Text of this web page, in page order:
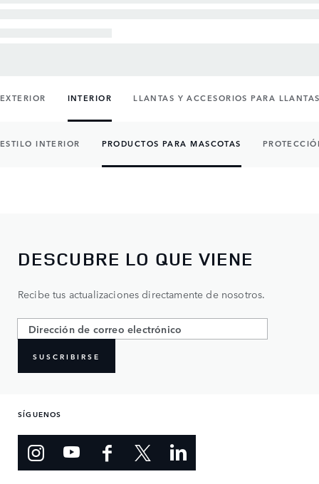
EXTERIOR INTERIOR LLANTAS Y ACCESORIOS PARA
ESTILO INTERIOR PRODUCTOS PARA MASCOTAS
DESCUBRE LO QUE VIENE
Recibe tus actualizaciones directamente de nosotros.
SUSCRIBIRSE
SÍGUENOS